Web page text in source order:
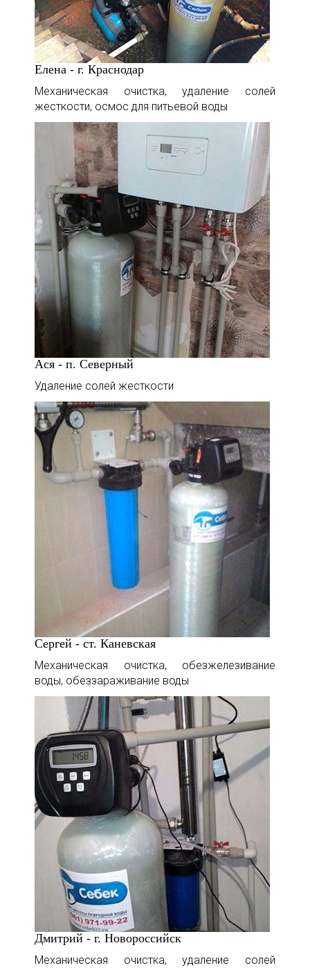
Елена - г. Краснодар
Механическая очистка, удаление солей
жесткости, осмос для питьевой воды
Ася - п. Северный
Удаление солей жесткости
Сергей - ст. Каневская
Механическая очистка, обезжелезивание
воды, обеззараживание воды
Дмитрий - г. Новороссийск
Механическая очистка, удаление солей